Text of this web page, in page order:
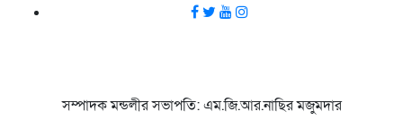
সম্পাদক মন্ডলীর সভাপতি: এম.জি.আর.নাছির মজুমদার